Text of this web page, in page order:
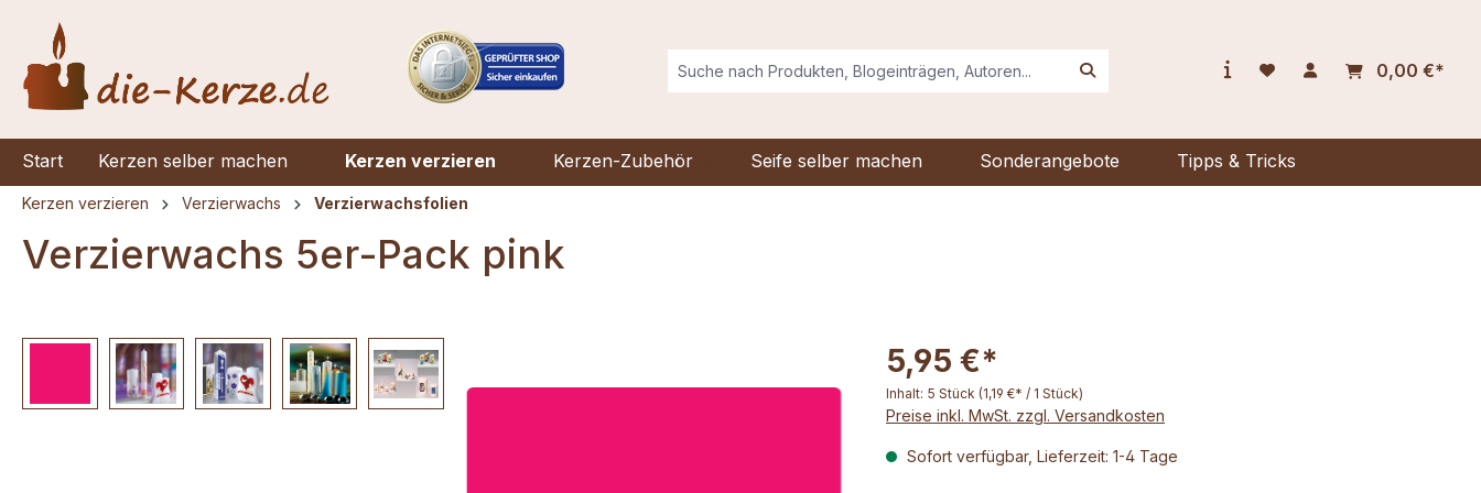
0,00 €*
Start Kerzen selber machen Kerzen verzieren Kerzen-Zubehör Seife selber machen Sonderangebote Tipps & Tricks
Kerzen verzieren Verzierwachs Verzierwachsfolien
Verzierwachs 5er-Pack pink
Bildergalerie überspringen 5,95 €*
Inhalt: 5 Stück (1,19 €* / 1 Stück)
Preise inkl. MwSt. zzgl. Versandkosten
Sofort verfügbar, Lieferzeit: 1-4 Tage